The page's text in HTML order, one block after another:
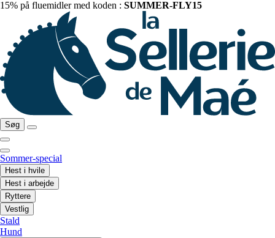
15% på fluemidler med koden : SUMMER-FLY15
Søg
Sommer-special
Hest i hvile
Hest i arbejde
Ryttere
Vestlig
Stald
Hund